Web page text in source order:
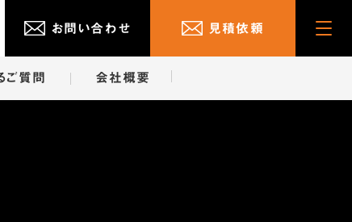
お問い合わせ 見積依頼
Cli
ご質問 会社概要